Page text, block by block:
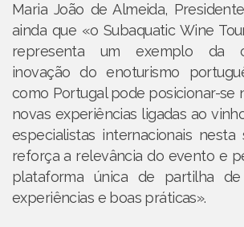
Maria João de Almeida,
ainda que «o Subaquatic Wine
representa um exemplo da
inovação do enoturismo
como Portugal pode posicionar-se
novas experiências ligadas ao
especialistas internacionais nesta
reforça a relevância do evento e
plataforma única de partilha de
experiências e boas práticas».